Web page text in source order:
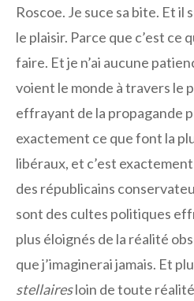
Roscoe. Je suce sa bite. Et il
le plaisir. Parce que c’est ce
faire. Et je n’ai aucune
voient le monde à travers le
effrayant de la propagande
exactement ce que font la
libéraux, et c’est
des républicains
sont des cultes politiques
plus éloignés de la réalité
que j’imaginerai jamais. Et
stellairesloin de toute